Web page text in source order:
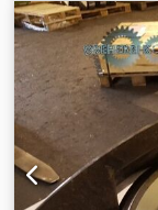
560, 635, 640
διατρήσεις -
πολλά ακόμη
Πίσω πόρτες -
Ταινίες ξυστρών
ΠΟΛΛΑ ΑΚΟΜΑ!